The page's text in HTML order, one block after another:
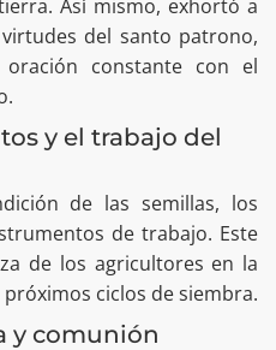
Así mismo, exhortó a
del santo patrono,
constante con el
y el trabajo del
de las semillas, los
de trabajo. Este
de los agricultores en la
ciclos de siembra.
y comunión